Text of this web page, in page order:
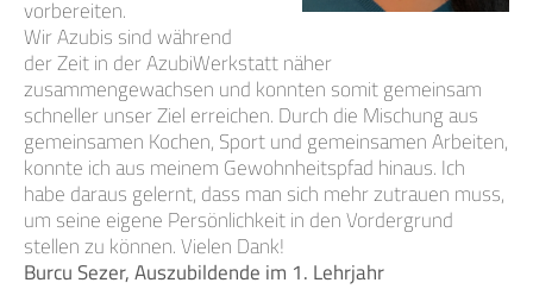
vorbereiten.
Wir Azubis sind während
der Zeit in der AzubiWerkstatt näher
zusammengewachsen und konnten somit gemeinsam
schneller unser Ziel erreichen. Durch die Mischung aus
gemeinsamen Kochen, Sport und gemeinsamen Arbeiten,
konnte ich aus meinem Gewohnheitspfad hinaus. Ich
habe daraus gelernt, dass man sich mehr zutrauen muss,
um seine eigene Persönlichkeit in den Vordergrund
stellen zu können. Vielen Dank!
Burcu Sezer, Auszubildende im 1. Lehrjahr